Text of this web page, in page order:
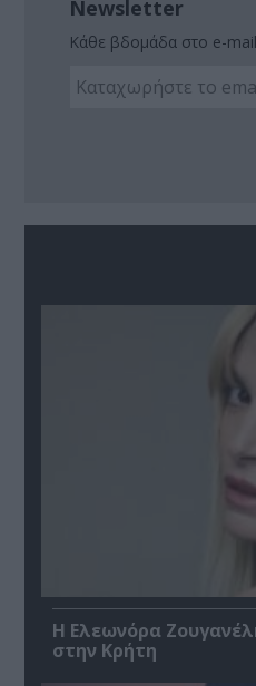
Newsletter
Κάθε βδομάδα στο e-mail
Η Ελεωνόρα
στην Κρήτη